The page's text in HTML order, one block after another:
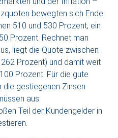
bewegten sich Ende
510 und 530 Prozent, ein
Prozent. Rechnet man
liegt die Quote zwischen
Prozent) und damit weit
Prozent. Für die gute
die gestiegenen Zinsen
aus
Teil der Kundengelder in